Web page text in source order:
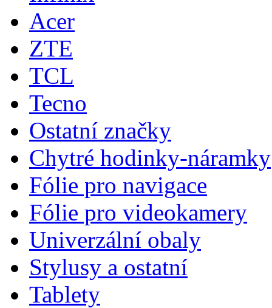
Acer
ZTE
TCL
Tecno
Ostatní značky
Chytré hodinky-náramky
Fólie pro navigace
Fólie pro videokamery
Univerzální obaly
Stylusy a ostatní
Tablety